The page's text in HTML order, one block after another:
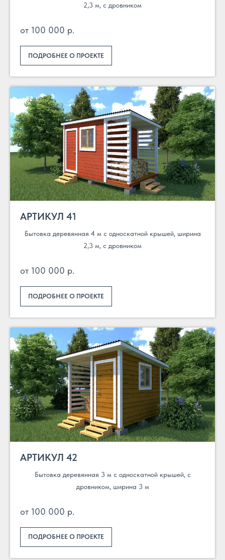
2,3 м, с дровником
от 100 000 р.
ПОДРОБНЕЕ О ПРОЕКТЕ
АРТИКУЛ 41
Бытовка деревянная 4 м с односкатной крышей, ширина
2,3 м, с дровником
от 100 000 р.
ПОДРОБНЕЕ О ПРОЕКТЕ
АРТИКУЛ 42
Бытовка деревянная 3 м с односкатной крышей, с
дровником, ширина 3 м
от 100 000 р.
ПОДРОБНЕЕ О ПРОЕКТЕ